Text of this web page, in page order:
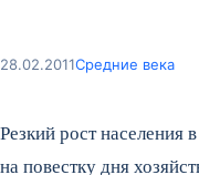
28.02.2011Средние века
Резкий рост населения
на повестку дня